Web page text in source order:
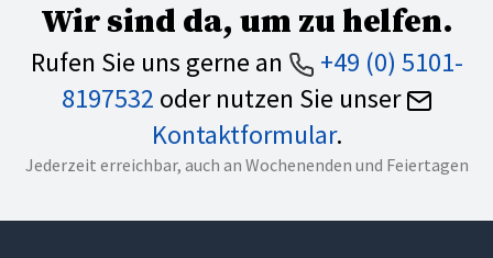
Wir sind da, um zu helfen.
Rufen Sie uns gerne an
+49 (0) 5101-
8197532 oder nutzen Sie unser
Kontaktformular.
Jederzeit erreichbar, auch an Wochenenden und Feiertagen